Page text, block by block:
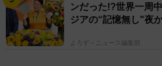
ンだった!?世界一周
ジアの“記憶無し"夜
よろず～ニュース編集部